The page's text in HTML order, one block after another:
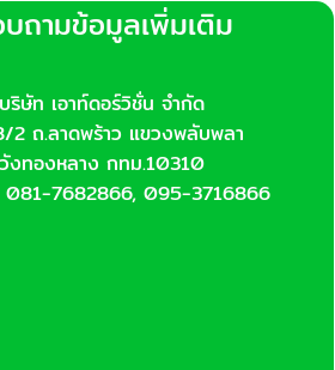
ถามข้อมูลเพิ่มเติม
บริษัท เอาท์ดอร์วิชั่น จำกัด
2 ถ.ลาดพร้าว แขวงพลับพลา
วังทองหลาง กทม.10310
081-7682866, 095-3716866